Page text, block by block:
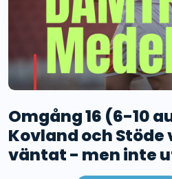
Omgång 16 (6-10
Kovland och Stöde
väntat - men inte